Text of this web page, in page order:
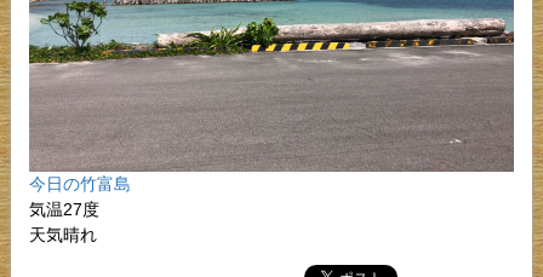
今日の竹富島
気温27度
天気晴れ